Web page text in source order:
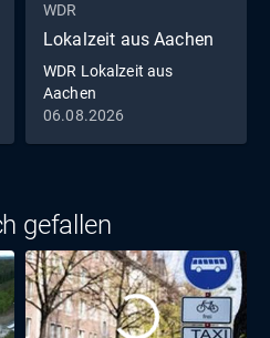
WDR
Lokalzeit aus Aachen
WDR Lokalzeit aus
Aachen
06.08.2026
gefallen